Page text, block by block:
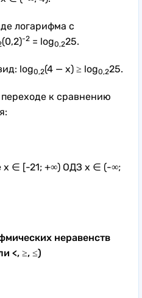
логарифма с
(0,2)-2 = log0,225.
log0,2(4 — x) ≥ log0,225.
к сравнению
x ∈ [-21; +∞) ОДЗ x ∈ (-∞;
неравенств
<, ≥, ≤)